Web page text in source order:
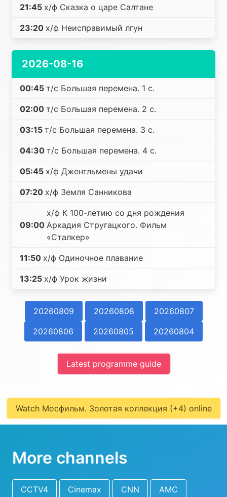
21:45 х/ф Сказка о царе Салтане
23:20 х/ф Неисправимый лгун
2026-08-16
00:45 т/с Большая перемена. 1 с.
02:00 т/с Большая перемена. 2 с.
03:15 т/с Большая перемена. 3 с.
04:30 т/с Большая перемена. 4 с.
05:45 х/ф Джентльмены удачи
07:20 х/ф Земля Санникова
09:00
х/ф К 100-летию со дня рождения
Аркадия Стругацкого. Фильм
«Сталкер»
11:50 х/ф Одиночное плавание
13:25 х/ф Урок жизни
20260809 20260808
20260807
20260806
20260805 20260804
Latest programme guide
Watch Мосфильм. Золотая коллекция (+4) online
More channels
CCTV4 Cinemax CNN
AMC